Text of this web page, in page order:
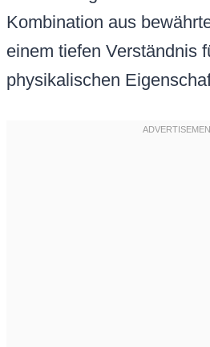
Kombination aus
einem tiefen Verständnis
physikalischen